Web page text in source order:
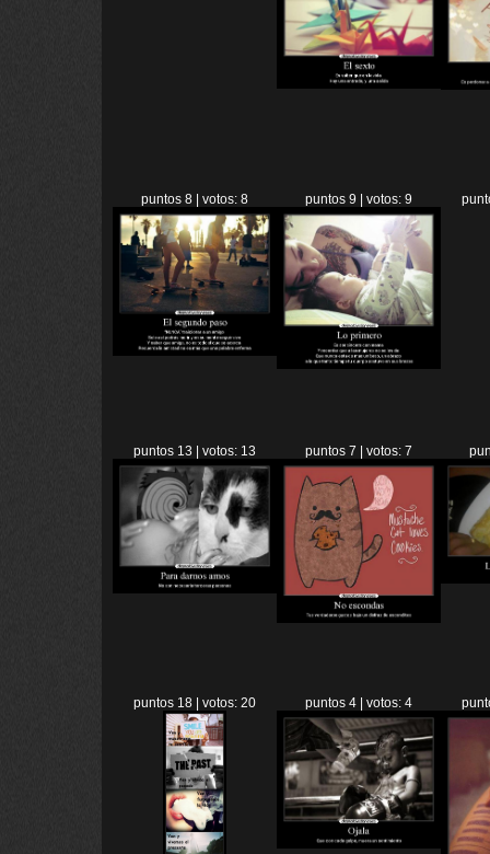
puntos 8 | votos: 8 puntos 9 | votos: 9
puntos 13 | votos: 13 puntos 7 | votos: 7
puntos 18 | votos: 20 puntos 4 | votos: 4